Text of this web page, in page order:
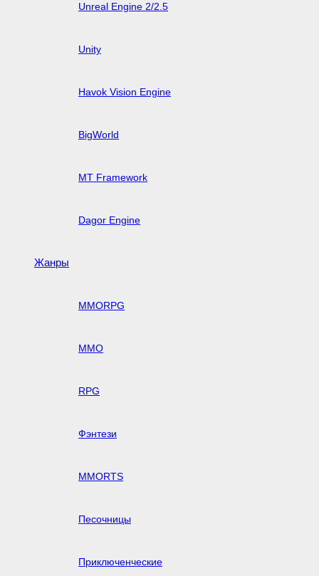
Unreal Engine 2/2.5
Unity
Havok Vision Engine
BigWorld
MT Framework
Dagor Engine
Жанры
MMORPG
MMO
RPG
Фэнтези
MMORTS
Песочницы
Приключенческие